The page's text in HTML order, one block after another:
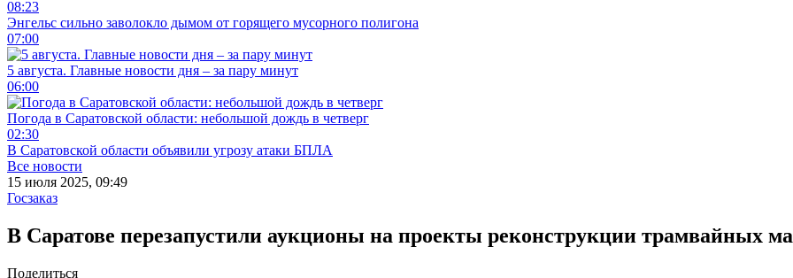
08:23
Энгельс сильно заволокло дымом от горящего мусорного полигона
07:00
5 августа. Главные новости дня – за пару минут
06:00
Погода в Саратовской области: небольшой дождь в четверг
02:30
В Саратовской области объявили угрозу атаки БПЛА
Все новости
15 июля 2025, 09:49
Госзаказ
В Саратове перезапустили аукционы на проекты реконструкции трамвайных
Поделиться